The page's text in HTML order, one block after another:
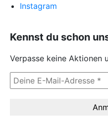
Instagram
Kennst du schon
Verpasse keine Aktionen